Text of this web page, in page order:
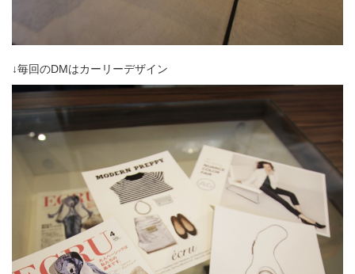
↓毎回のDMはカーリーデザイン